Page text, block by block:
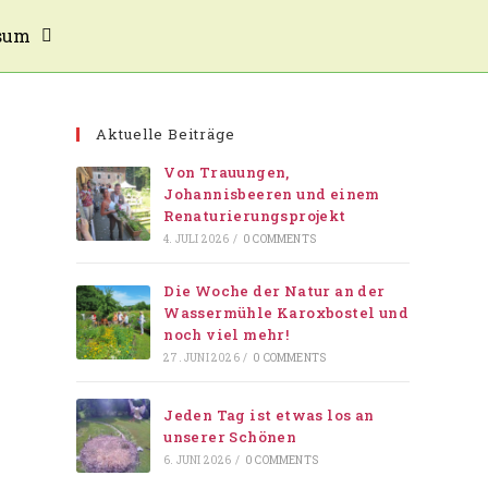
Aktuelle Beiträge
Von Trauungen,
Johannisbeeren und einem
Renaturierungsprojekt
4. JULI 2026 / 0 COMMENTS
Die Woche der Natur an der
Wassermühle Karoxbostel und
noch viel mehr!
27. JUNI 2026 / 0 COMMENTS
Jeden Tag ist etwas los an
unserer Schönen
6. JUNI 2026 / 0 COMMENTS